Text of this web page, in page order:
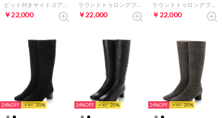
￥22,000 ￥22,000 ￥22,000
24% 20 24% 20 24% 20